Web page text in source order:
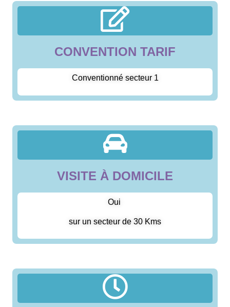
CONVENTION TARIF
Conventionné secteur 1
VISITE À DOMICILE
Oui
sur un secteur de 30 Kms